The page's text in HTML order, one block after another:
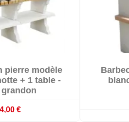
20 jours ouvrés
pierre modèle
+ 1 table -
grandon
€